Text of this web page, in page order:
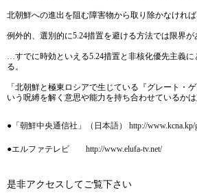
北朝鮮への進出を阻む障害物から取り除かなければ
例外的、選別的に5.24措置を避ける方法では限界が
…すでに時効といえる5.24措置と非核化優先主義
る。
「北朝鮮と極東ロシアで生じている『グレート・
いう呪縛を解く意思や能力を持ち合わせているかは
●「朝鮮中央通信社」（日本語） http://www.kcna.kp/
●エルファテレビ http://www.elufa-tv.net/
是非アクセスしてご覧下さい